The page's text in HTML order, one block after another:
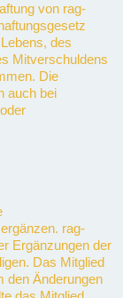
von rag-
des
Mitverschuldens
Die
auch bei
rag-
Ergänzungen der
Das Mitglied
den Änderungen